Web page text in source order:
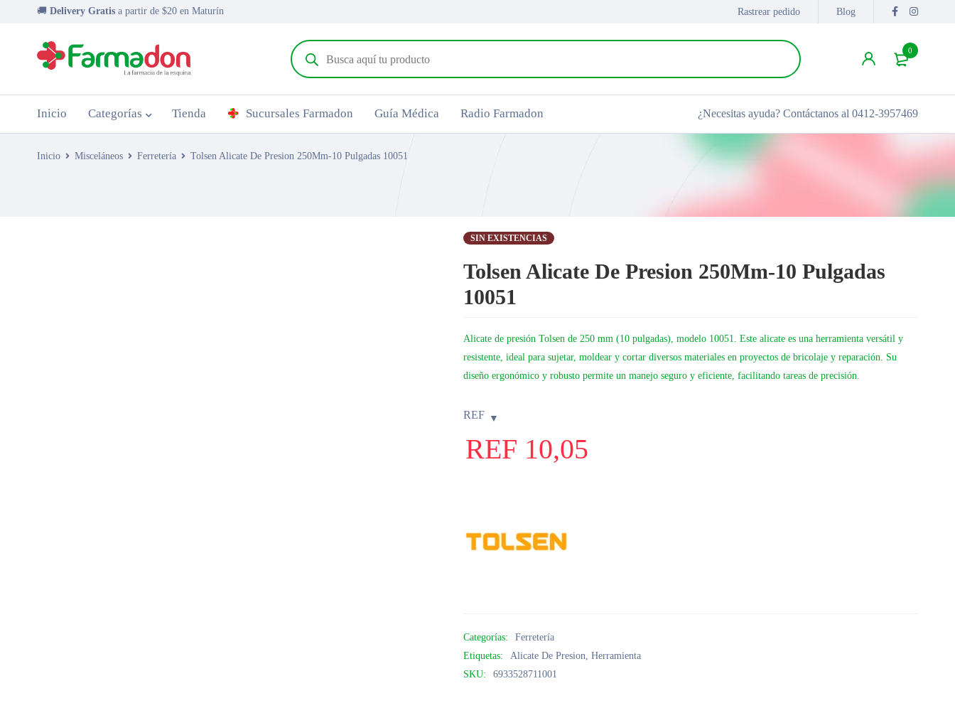
🚚 Delivery Gratis a partir de $20 en Maturín Rastrear pedido Blog
0
Inicio Categorías Tienda Sucursales Farmadon Guía Médica Radio Farmadon ¿Necesitas ayuda? Contáctanos al 0412-3957469
Inicio Misceláneos Ferretería Tolsen Alicate De Presion 250Mm-10 Pulgadas 10051
SIN EXISTENCIAS
Tolsen Alicate De Presion 250Mm-10 Pulgadas
10051
Alicate de presión Tolsen de 250 mm (10 pulgadas), modelo 10051. Este alicate es una herramienta versátil y
resistente, ideal para sujetar, moldear y cortar diversos materiales en proyectos de bricolaje y reparación. Su
diseño ergonómico y robusto permite un manejo seguro y eficiente, facilitando tareas de precisión.
REF
REF 10,05
Categorías:
Ferretería
Etiquetas:
Alicate De Presion,Herramienta
SKU:
6933528711001